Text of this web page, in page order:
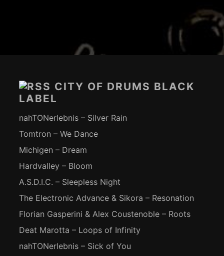
CITY OF DRUMS BLACK
LABEL
nahTONerlebnis – Silver Rain
Tomtron – We Dance
Michigen – Dream
Hardvalley – Bloom
A.S.D.I.C. – Sleepless Night
The Electronic Advance & Sikora – Resonation
Florian Gasperini & Alex Coustenoble – Roots
Deat Marotta – Loops of Infinity
nahTONerlebnis – Sick of You